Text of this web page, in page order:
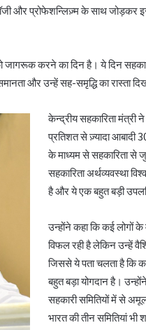
और प्रोफेशन्लिज़्म के साथ
जागरूक करने का दिन है। ये दिन
और उन्हें सह-समृद्धि का रास्ता
केन्द्रीय सहकारिता मंत्री
प्रतिशत से ज़्यादा आबादी
के माध्यम से सहकारिता से
सहकारिता अर्थव्यवस्था
है और ये एक बहुत बड़ी
उन्होंने कहा कि कई लोगों
विफल रही है लेकिन उन्हें
जिससे ये पता चलता है कि
बहुत बड़ा योगदान है।
सहकारी समितियों में से
भारत की तीन समितियां भी